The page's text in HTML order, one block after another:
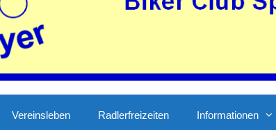
Vereinsleben Radlerfreizeiten Informationen